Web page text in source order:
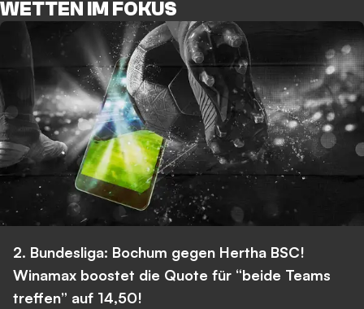
WETTEN IM FOKUS
2. Bundesliga: Bochum gegen Hertha BSC!
Winamax boostet die Quote für “beide Teams
treffen” auf 14,50!